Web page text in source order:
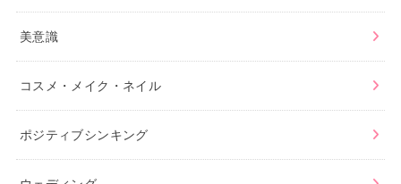
美意識
コスメ・メイク・ネイル
ポジティブシンキング